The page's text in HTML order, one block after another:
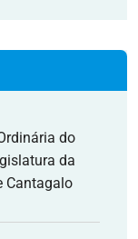
do
da
Cantagalo